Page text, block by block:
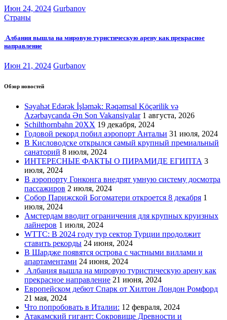
Июн 24, 2024 Gurbanov
Страны
Албания вышла на мировую туристическую арену как прекрасное
направление
Июн 21, 2024 Gurbanov
Обзор новостей
Səyahət Edərək İşləmək: Rəqəmsal Köçərilik və
Azərbaycanda Ən Son Vakansiyalar 1 августа, 2026
Schilthornbahn 20XX 19 декабря, 2024
Годовой рекорд побил аэропорт Антальи 31 июля, 2024
В Кисловодске открылся самый крупный премиальный
санаторий 8 июля, 2024
ИНТЕРЕСНЫЕ ФАКТЫ О ПИРАМИДЕ ЕГИПТА 3
июля, 2024
В аэропорту Гонконга внедрят умную систему досмотра
пассажиров 2 июля, 2024
Собор Парижской Богоматери откроется 8 декабря 1
июля, 2024
Амстердам вводит ограничения для крупных круизных
лайнеров 1 июля, 2024
WTTC: В 2024 году тур сектор Турции продолжит
ставить рекорды 24 июня, 2024
В Шардже появятся острова с частными виллами и
апартаментами 24 июня, 2024
Албания вышла на мировую туристическую арену как
прекрасное направление 21 июня, 2024
Европейском дебют Спарк от Хилтон Лондон Ромфорд
21 мая, 2024
Что попробовать в Италии: 12 февраля, 2024
Атакамский гигант: Сокровище Древности и